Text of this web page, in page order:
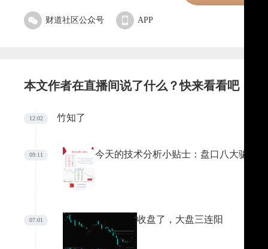
财道社区公众号 APP
本文作者在直播间说了什么？快来看看吧
12:02 竹知了
09:11 今天的技术分析小贴士：盘口八大骗术
即，引导投资者扫货，达到自己出货的目的。
07:01 收盘了，大盘三连阳